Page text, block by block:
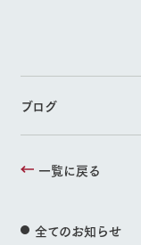
ブログ
一覧に戻る
全てのお知らせ